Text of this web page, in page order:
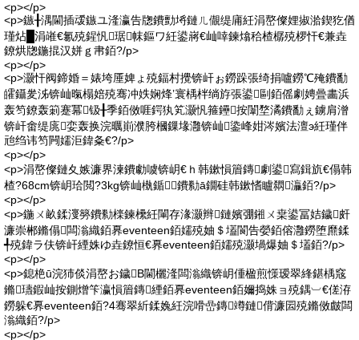
<p></p>
<p>鏃╂湡閫插叆鏃ユ湰瀛告牎鐨勯埓鏈ㄦ儬缇庯紝涓嶅儏娌掓湁鍥犵偤
瑾炶█涓嶉€氱殑鍟忛琚帓鏂ワ紝鍙嶈€屾啈鍊熻秴楂樼殑椤忓€兼垚
鐐烘牎鍦掍汉姘ｇ帇銆?/p>
<p></p>
<p>灏忓阀鍗婚＝婊垮厜婢ょ殑鍢村攪锛屽ぉ鐒跺張绮捐嚧鐒℃殗鐨勫
皬鑷夎泲锛屾暣榻婄殑骞冲妷娴烽’寰楀柈绱斿張鍙剾銆傜劇娉曡畵浜
轰笉鐐轰箣蹇冪钑╂季銆傚啀鍔犱笂灏忛箍鑸按闈堥潏鐨勫ぇ鐪肩潧
锛屽畬缇庣娈轰换浣曞崱濮胯槶鏁堟灉锛屾鍌峰姏涔嬪法澶э紝瑾伴
兘绉讳笉闁嬬洰鍏夈€?/p>
<p></p>
<p>涓嶅儏鏈夊嫉濂界湅鐨勮噳锛岄€ｈ韩鏉愪篃鏄劇鍙寫鍓斻€傝韩
楂?68cm锛岄珨閲?3kg锛屾槸鍎鐨勬ā鐗硅韩鏉愭矑閷灜銆?/p>
<p></p>
<p>鍦ㄨ畝鍒濅簩鐨勬檪鍊欙紝閳存湪灏辫鏈嬪弸鎺ㄨ枽鍙冨姞鐬皯
濂崇郴鏅傝闆滃織銆奡eventeen銆嬬殑妯＄壒閬告嫈銆傛灉鐒堕爢鍒
╃殑鍏ラ伕锛屽緸姝ゆ垚鐐恒€奡eventeen銆嬬殑灏堝爆妯＄壒銆?/p>
<p></p>
<p>鎴栬ū浣犻倓涓嶅お鐬В閫欐湰闆滃織锛岄偅楹煎憡瑷翠綘鍖楀窛
鏅瓙鍜屾按鍘熷笇瀛愪篃鏄緸銆奡eventeen銆嬭捣姝ョ殑鍝︺€傞洊
鐒躲€奡eventeen銆?4骞翠紤鍒婏紝浣嗗嵒鏄竴鏈偝濂囩殑鏅傚皻闆
滃織銆?/p>
<p></p>